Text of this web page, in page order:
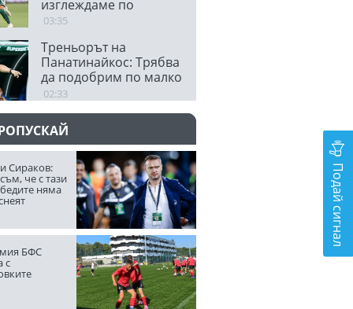
изглеждаме по
различен начин в
03:35
Треньорът на
Панатинайкос: Трябва
да подобрим по малко
от всичко за реванша
02:33
Сираков:
че с тази
няма
БФС
с
Подай сигнал